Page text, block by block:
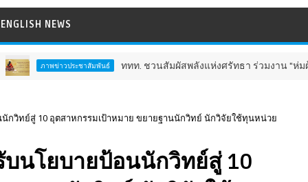
ENGLISH NEWS
ภาพข่าวประชาสัมพันธ์ ททท. ชวนสัมผัสพลังแห่งศรัทธา ร่วมงาน "ห่มผ้าหลวง
กวิทย์สู่ 10 อุตสาหกรรมเป้าหมาย ขยายฐานนักวิทย์ นักวิจัยใช้ทุนหน่วย
นโยบายป้อนนักวิทย์สู่ 10